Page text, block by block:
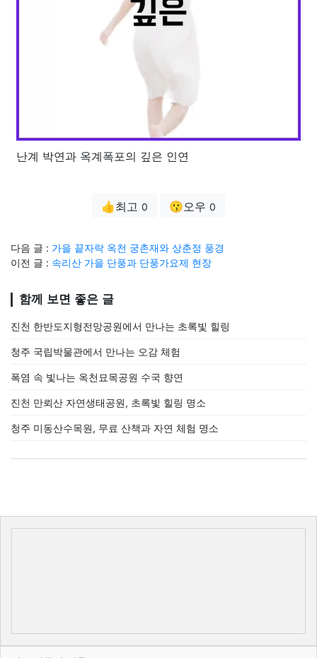
난계 박연과 옥계폭포의 깊은 인연
👍최고 0 😗오우 0
다음 글 : 가을 끝자락 옥천 궁촌재와 상춘정 풍경
이전 글 : 속리산 가을 단풍과 단풍가요제 현장
함께 보면 좋은 글
진천 한반도지형전망공원에서 만나는 초록빛 힐링
청주 국립박물관에서 만나는 오감 체험
폭염 속 빛나는 옥천묘목공원 수국 향연
진천 만뢰산 자연생태공원, 초록빛 힐링 명소
청주 미동산수목원, 무료 산책과 자연 체험 명소